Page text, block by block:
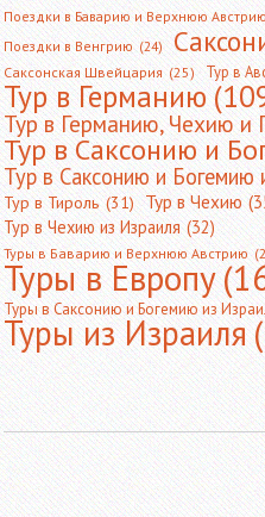
Поездки в Баварию и Верхнюю
Поездки в Венгрию (24)
Саксонская Швейцария (25) Тур в
Тур в Германию
Тур в Германию, Чехию и
Тур в Саксонию и
Тур в Саксонию и Богемию
Тур в Тироль (31) Тур в Чехию
Тур в Чехию из Израиля (32)
Туры в Баварию и Верхнюю Австрию
Туры в Европу
Туры в Саксонию и Богемию из
Туры из Израиля